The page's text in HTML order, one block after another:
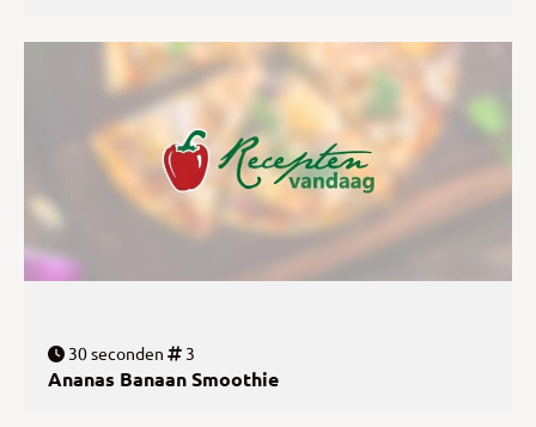
30 seconden 3
Ananas Banaan Smoothie